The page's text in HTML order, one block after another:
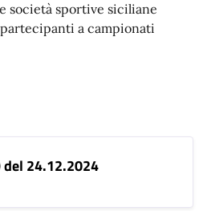
società sportive siciliane
a campionati
del 24.12.2024